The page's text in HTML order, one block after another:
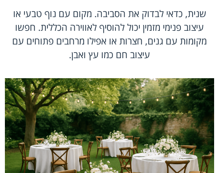
שנית, כדאי לבדוק את הסביבה. מקום עם נוף טבעי או
עיצוב פנימי מזמין יכול להוסיף לאווירה הכללית. חפשו
מקומות עם גנים, חצרות או אפילו מרחבים פתוחים עם
עיצוב חם כמו עץ ואבן.